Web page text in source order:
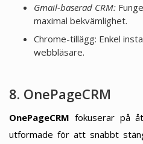
Gmail-baserad CRM:
maximal bekvämlighet.
Chrome-tillägg: Enkel
webbläsare.
8. OnePageCRM
OnePageCRM fokuserar på
utformade för att snabbt